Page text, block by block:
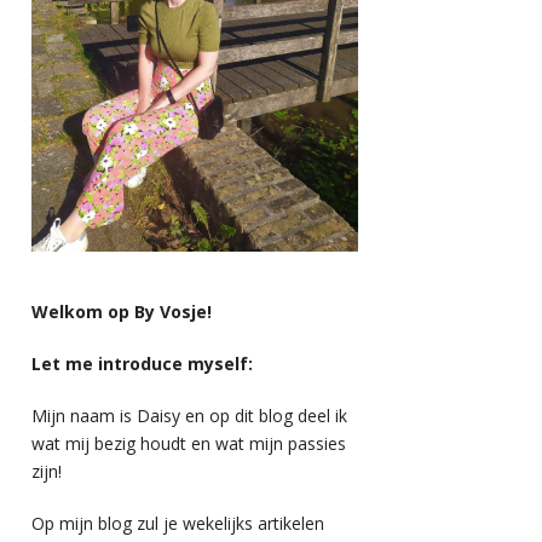
Welkom op By Vosje!
Let me introduce myself:
Mijn naam is Daisy en op dit blog deel ik
wat mij bezig houdt en wat mijn passies
zijn!
Op mijn blog zul je wekelijks artikelen